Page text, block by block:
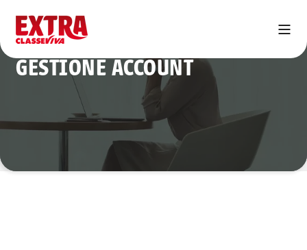
GESTIONE ACCOUNT